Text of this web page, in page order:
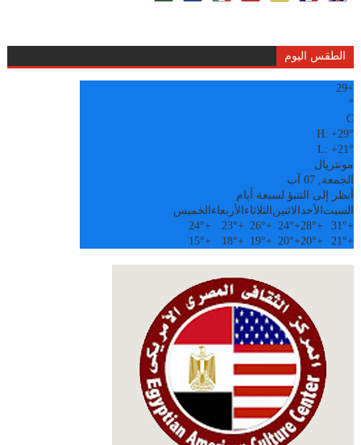
الطقس اليوم
+
29
°
C
H:+29°
L:+21°
مونتريال
الجمعة, 07 آب
أنظر إلى التنبؤ لسبعة أيام
السبت الأحدالاثنين الثلاثاء الأربعاء الخميس
+
31°
+
28°
+
24°
+
26°
+
23°
+
24°
+
21°
+
20°
+
20°
+
19°
+
18°
+
15°